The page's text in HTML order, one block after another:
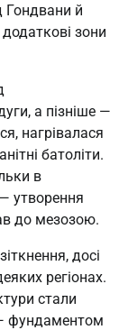
Гондвани й
зони
а пізніше —
нагрівалася
батоліти.
в
утворення
до мезозою.
досі
регіонах.
стали
фундаментом